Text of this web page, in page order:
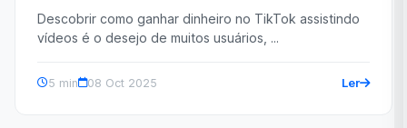
Descobrir como ganhar dinheiro no TikTok assistindo
vídeos é o desejo de muitos usuários, ...
5 min 08 Oct 2025 Ler